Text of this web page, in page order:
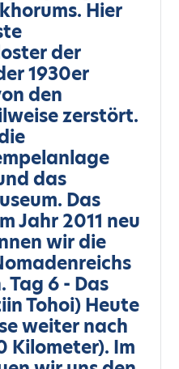
Hier
der
1930er
den
zerstört.
das
Das
Jahr 2011 neu
wir die
6 - Das
Tohoi) Heute
weiter nach
Kilometer). Im